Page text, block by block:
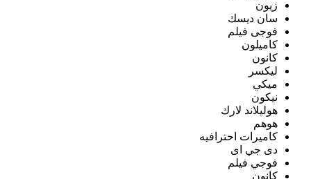
زيون
سان ديسك
فوجى فيلم
كاميلون
كانون
ليكسر
ميكي
نيكون
هوليلاند لارك
هوهم
كاميرات احترافيه
دى جي اى
فوجي فيلم
كانون